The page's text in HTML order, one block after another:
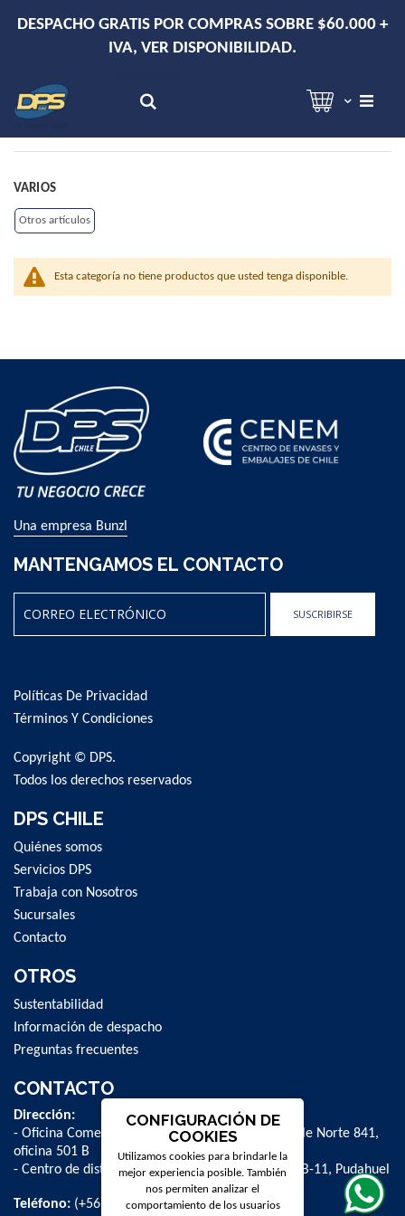
GRATIS POR COMPRAS SOBRE $60.000 +
IVA, VER DISPONIBILIDAD.
Hola!
Esta categoría no tiene productos que usted tenga disponible.
VARIOS
Otros artículos
Una empresa Bunzl
MANTENGAMOS EL CONTACTO
Our
Newsletter:
SUSCRIBIRSE
Políticas De Privacidad
Términos Y Condiciones
Copyright © DPS.
Todos los derechos reservados
DPS CHILE
Quiénes somos
Servicios DPS
Trabaja con Nosotros
Sucursales
Contacto
OTROS
Sustentabilidad
Información de despacho
Preguntas frecuentes
CONTACTO
Dirección:
- Oficina Comercial y administrativa: Avenida Valle Norte 841,
oficina 501 B
- Centro de distribución: La Farfana 500, bodega B-11, Pudahuel
Teléfono: (+56 2) 2 584 8900
CONFIGURACIÓN DE
COOKIES
Utilizamos cookies para brindarle la
mejor experiencia posible. También
nos permiten analizar el
comportamiento de los usuarios